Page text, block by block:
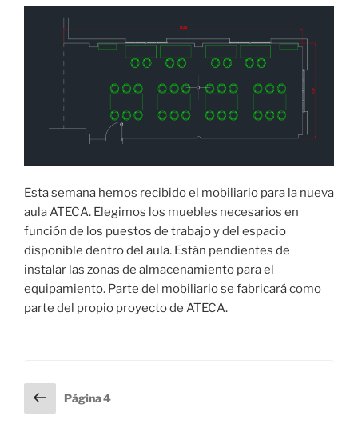
Esta semana hemos recibido el mobiliario para la nueva
aula ATECA. Elegimos los muebles necesarios en
función de los puestos de trabajo y del espacio
disponible dentro del aula. Están pendientes de
instalar las zonas de almacenamiento para el
equipamiento. Parte del mobiliario se fabricará como
parte del propio proyecto de ATECA.
Paginación
de
Página
anterior
Página4